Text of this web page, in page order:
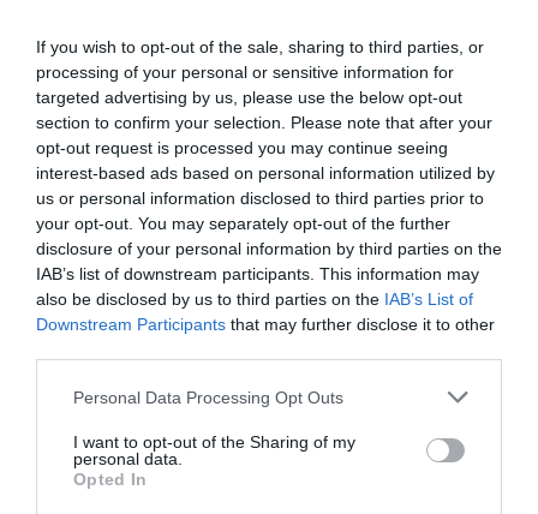
If you wish to opt-out of the sale, sharing to third parties, or
processing of your personal or sensitive information for
targeted advertising by us, please use the below opt-out
section to confirm your selection. Please note that after your
opt-out request is processed you may continue seeing
interest-based ads based on personal information utilized by
us or personal information disclosed to third parties prior to
your opt-out. You may separately opt-out of the further
disclosure of your personal information by third parties on the
IAB’s list of downstream participants. This information may
also be disclosed by us to third parties on the IAB’s List of
Downstream Participants that may further disclose it to other
Personal Data Processing Opt Outs
I want to opt-out of the Sharing of my
personal data.
Opted In